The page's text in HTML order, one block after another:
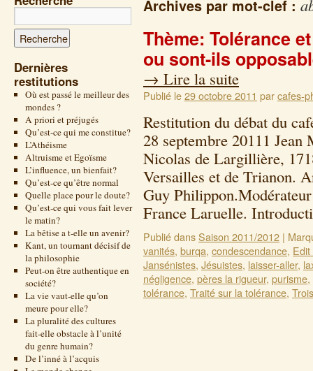
Dernières
restitutions
Où est passé le meilleur des
mondes ?
A priori et préjugés
Qu’est-ce qui me constitue?
L’Athéisme
Altruisme et Egoïsme
L’influence, un bienfait?
Qu’est-ce qu’être normal
Quelle place pour le doute?
Qu’est-ce qui vous fait lever
le matin?
La bêtise a t-elle un avenir?
Kant, un tournant décisif de
la philosophie
Peut-on être authentique en
société?
La vie vaut-elle qu’on
meure pour elle?
La pluralité des cultures
fait-elle obstacle à l’unité
du genre humain?
De l’inné à l’acquis
Archives par mot-clef :
Thème: Tolérance
ou sont-ils
→ Lire la suite
Publié le29 octobre 2011 parcafes-
Restitution du débat du
28 septembre 20111
Nicolas de Largillière,
Versailles et de Trianon.
Guy
France Laruelle.
Publié dansSaison 2011/2012 |
vanités, burqa, condescendance,
Jansénistes, Jésuistes, laisser-aller,
négligence, pères la rigueur, purisme,
tolérance, Traité sur la tolérance,